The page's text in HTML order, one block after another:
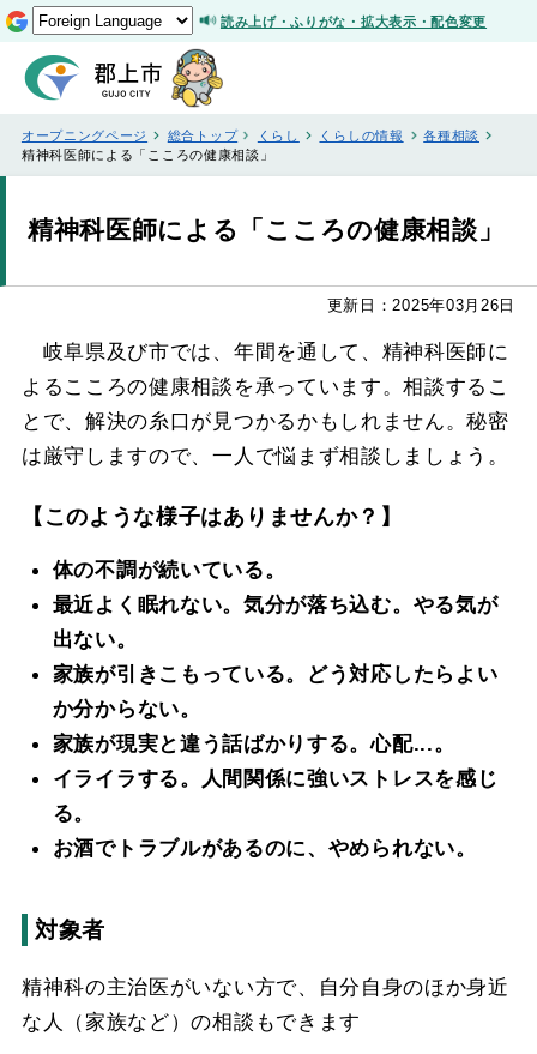
読み上げ・ふりがな・拡大表示・配色変更
オープニングページ 総合トップ くらし くらしの情報
各種相談
精神科医師による「こころの健康相談」
精神科医師による「こころの健康相談」
更新日：2025年03月26日
岐阜県及び市では、年間を通して、精神科医師に
よるこころの健康相談を承っています。相談するこ
とで、解決の糸口が見つかるかもしれません。秘密
は厳守しますので、一人で悩まず相談しましょう。
【このような様子はありませんか？】
体の不調が続いている。
最近よく眠れない。気分が落ち込む。やる気が
出ない。
家族が引きこもっている。どう対応したらよい
か分からない。
家族が現実と違う話ばかりする。心配...。
イライラする。人間関係に強いストレスを感じ
る。
お酒でトラブルがあるのに、やめられない。
対象者
精神科の主治医がいない方で、自分自身のほか身近
な人（家族など）の相談もできます